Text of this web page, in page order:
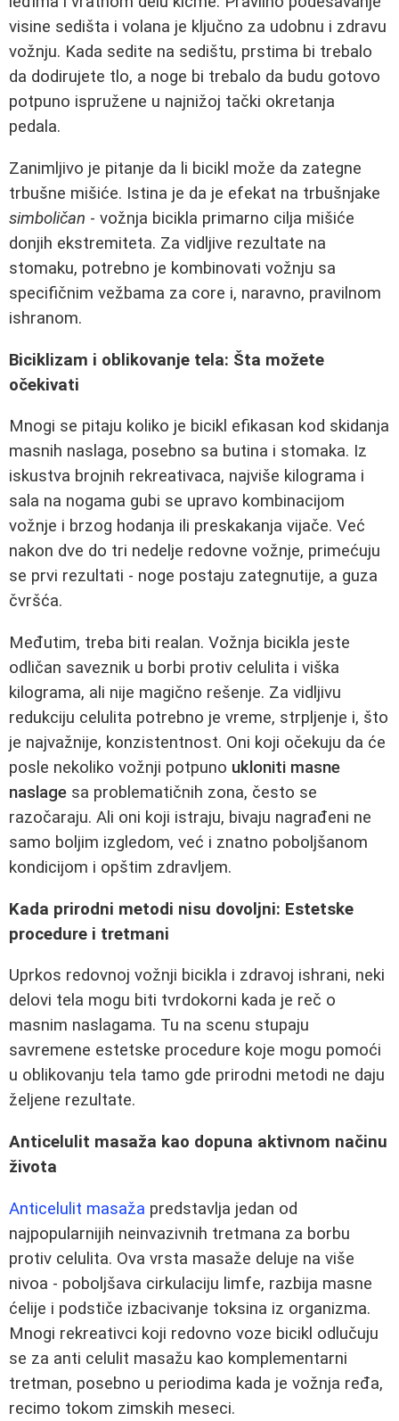
visine sedišta i volana je ključno za udobnu i zdravu
vožnju. Kada sedite na sedištu, prstima bi trebalo
da dodirujete tlo, a noge bi trebalo da budu gotovo
potpuno ispružene u najnižoj tački okretanja
pedala.
Zanimljivo je pitanje da li bicikl može da zategne
trbušne mišiće. Istina je da je efekat na trbušnjake
simboličan - vožnja bicikla primarno cilja mišiće
donjih ekstremiteta. Za vidljive rezultate na
stomaku, potrebno je kombinovati vožnju sa
specifičnim vežbama za core i, naravno, pravilnom
ishranom.
Biciklizam i oblikovanje tela: Šta možete
očekivati
Mnogi se pitaju koliko je bicikl efikasan kod skidanja
masnih naslaga, posebno sa butina i stomaka. Iz
iskustva brojnih rekreativaca, najviše kilograma i
sala na nogama gubi se upravo kombinacijom
vožnje i brzog hodanja ili preskakanja vijače. Već
nakon dve do tri nedelje redovne vožnje, primećuju
se prvi rezultati - noge postaju zategnutije, a guza
čvršća.
Međutim, treba biti realan. Vožnja bicikla jeste
odličan saveznik u borbi protiv celulita i viška
kilograma, ali nije magično rešenje. Za vidljivu
redukciju celulita potrebno je vreme, strpljenje i, što
je najvažnije, konzistentnost. Oni koji očekuju da će
posle nekoliko vožnji potpuno ukloniti masne
naslage sa problematičnih zona, često se
razočaraju. Ali oni koji istraju, bivaju nagrađeni ne
samo boljim izgledom, već i znatno poboljšanom
kondicijom i opštim zdravljem.
Kada prirodni metodi nisu dovoljni: Estetske
procedure i tretmani
Uprkos redovnoj vožnji bicikla i zdravoj ishrani, neki
delovi tela mogu biti tvrdokorni kada je reč o
masnim naslagama. Tu na scenu stupaju
savremene estetske procedure koje mogu pomoći
u oblikovanju tela tamo gde prirodni metodi ne daju
željene rezultate.
Anticelulit masaža kao dopuna aktivnom načinu
života
Anticelulit masaža predstavlja jedan od
najpopularnijih neinvazivnih tretmana za borbu
protiv celulita. Ova vrsta masaže deluje na više
nivoa - poboljšava cirkulaciju limfe, razbija masne
ćelije i podstiče izbacivanje toksina iz organizma.
Mnogi rekreativci koji redovno voze bicikl odlučuju
se za anti celulit masažu kao komplementarni
tretman, posebno u periodima kada je vožnja ređa,
recimo tokom zimskih meseci.